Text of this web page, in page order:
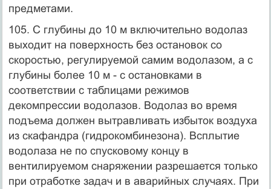
предметами.
105. С глубины до 10 м включительно водолаз
выходит на поверхность без остановок со
скоростью, регулируемой самим водолазом, а с
глубины более 10 м - с остановками в
соответствии с таблицами режимов
декомпрессии водолазов. Водолаз во время
подъема должен вытравливать избыток воздуха
из скафандра (гидрокомбинезона). Всплытие
водолаза не по спусковому концу в
вентилируемом снаряжении разрешается только
при отработке задач и в аварийных случаях. При